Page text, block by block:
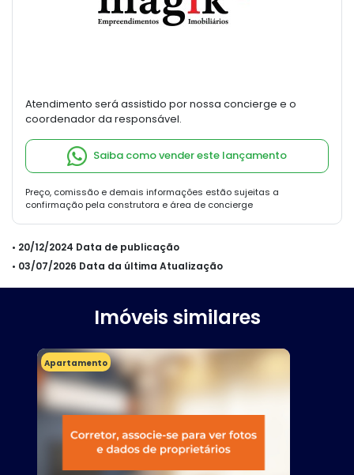
Atendimento será assistido por nossa concierge e o
coordenador da responsável.
Saiba como vender este lançamento
Preço, comissão e demais informações estão sujeitas a
confirmação pela construtora e área de concierge
• 20/12/2024 Data de publicação
• 03/07/2026 Data da última Atualização
Imóveis similares
Apartamento